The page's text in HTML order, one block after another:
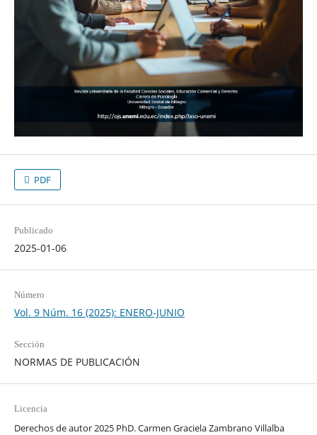
PDF
Publicado
2025-01-06
Número
Vol. 9 Núm. 16 (2025): ENERO-JUNIO
Sección
NORMAS DE PUBLICACIÓN
Licencia
Derechos de autor 2025 PhD. Carmen Graciela Zambrano Villalba